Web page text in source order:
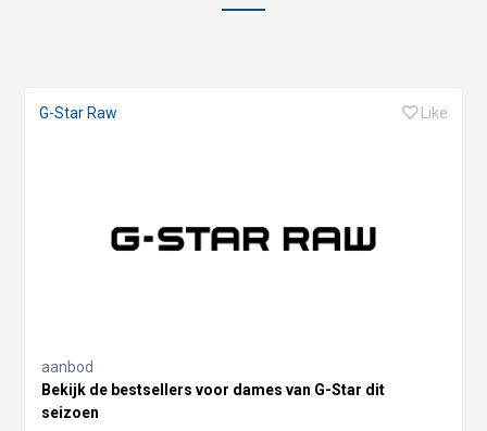
G-Star Raw Like
aanbod
Bekijk de bestsellers voor dames van G-Star dit
seizoen